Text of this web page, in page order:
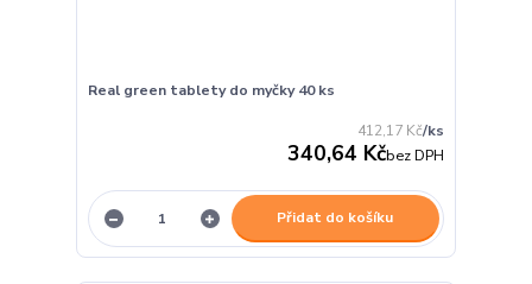
Real green tablety do myčky 40 ks
412,17 Kč/ks
340,64 Kčbez DPH
Přidat do košíku